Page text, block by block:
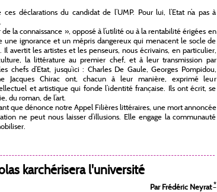
déclarations du candidat de l’UMP. Pour lui, l’Etat n’a pas à
la connaissance », opposé à l’utilité ou à la rentabilité érigées en
une ignorance et un mépris dangereux qui menacent le socle de
avertit les artistes et les penseurs, nous écrivains, en particulier,
la littérature au premier chef, et à leur transmission par
chefs d’Etat, jusqu’ici : Charles De Gaule, Georges Pompidou,
Jacques Chirac ont, chacun à leur manière, exprimé leur
et artistique qui fonde l’identité française. Ils ont écrit, se
du roman, de l’art.
que dénonce notre Appel Filières littéraires, une mort annoncée
ne peut nous laisser d’illusions. Elle engage la communauté
karchérisera l'université
Par Frédéric Neyrat*